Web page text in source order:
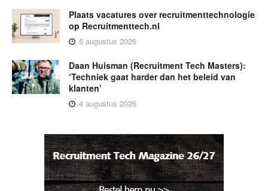
Plaats vacatures over recruitmenttechnologie
op Recruitmenttech.nl
6 augustus 2026
Daan Huisman (Recruitment Tech Masters):
‘Techniek gaat harder dan het beleid van
klanten’
4 augustus 2026